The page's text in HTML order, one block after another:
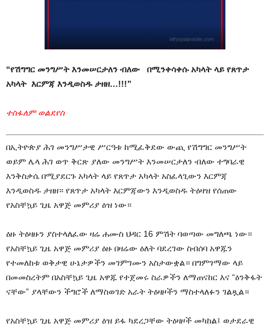
“የሽግግር መንግሥት እንመሠርታለን ብለው በሚንቀሳቀሱ አካላት ላይ የጸጥታ
አካላት እርምጃ እንዲወስዱ ታዘዘ…!!!”
ተስፋለም ወልደየስ
በኢትዮጵያ ሕገ መንግሥታዊ ሥርዓቱ ከሚፈቅደው ውጪ የሽግግር መንግሥት
ወይም ሌላ ሕገ ወጥ ቅርጽ ያለው መንግሥት እንመሠርታለን ብለው ተግባራዊ
እንቅስቃሴ በሚያደርጉ አካላት ላይ የጸጥታ አካላት አስፈላጊውን እርምጃ
እንዲወስዱ ታዘዘ። የጸጥታ አካላት እርምጃውን እንዲወስዱ ትዕዛዝ የሰጠው
የአስቸኳይ ጊዜ አዋጅ መምሪያ ዕዝ ነው።
ዕዙ ትዕዛዙን ያስተላለፈው ዛሬ ሐሙስ ህዳር 16 ምሽት ባወጣው መግለጫ ነው።
የአስቸኳይ ጊዜ አዋጅ መምሪያ ዕዙ በዛሬው ዕለት ባደረገው ስብሰባ አዋጁን
የተመለከቱ ወቅታዊ ሁኔታዎችን መገምገሙን አስታውቋል። በግምገማው ላይ
በመመስረትም በአስቸኳይ ጊዜ አዋጁ የተጀመሩ ስራዎችን ለማጠናከር እና “ዕንቅፋት
ናቸው” ያላቸውን ችግሮች ለማስወገድ አራት ትዕዛዞችን ማስተላለፉን ገልጿል።
የአስቸኳይ ጊዜ አዋጅ መምሪያ ዕዝ ይፋ ካደረጋቸው ትዕዛዞች መካከል፤ ወታደራዊ